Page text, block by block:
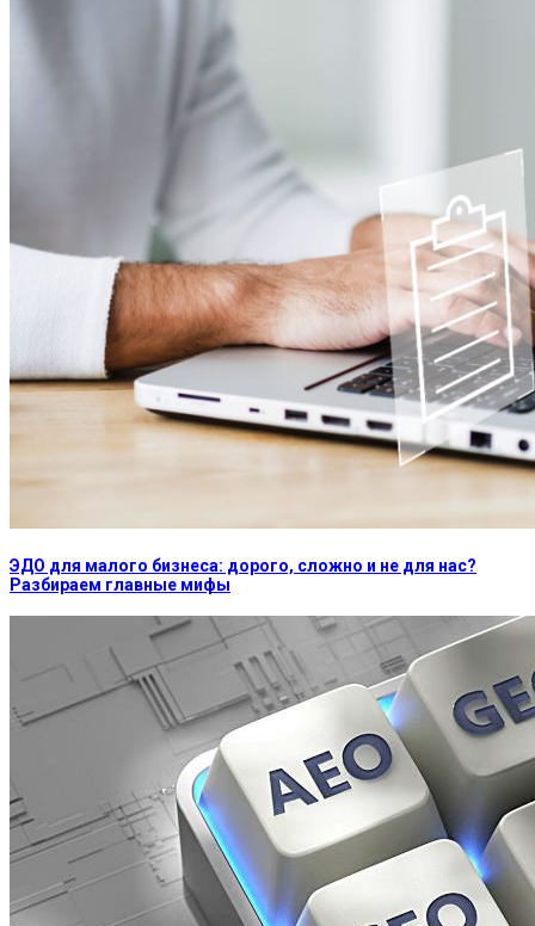
ЭДО для малого бизнеса: дорого, сложно и не для нас?
Разбираем главные мифы